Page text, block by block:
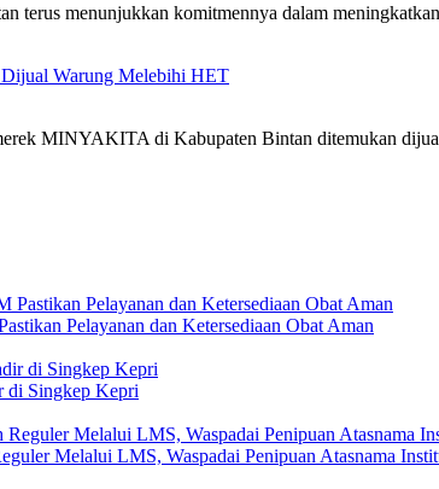
terus menunjukkan komitmennya dalam
Warung Melebihi HET
MINYAKITA di Kabupaten Bintan ditemukan
Pelayanan dan Ketersediaan Obat Aman
di Singkep Kepri
Melalui LMS, Waspadai Penipuan Atasnama